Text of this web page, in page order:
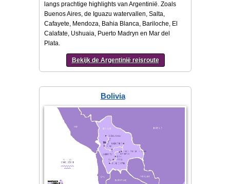
langs prachtige highlights van Argentinië. Zoals
Buenos Aires, de Iguazu watervallen, Salta,
Cafayete, Mendoza, Bahia Blanca, Bariloche, El
Calafate, Ushuaia, Puerto Madryn en Mar del
Plata.
Bekijk de Argentinië reisroute
Bolivia